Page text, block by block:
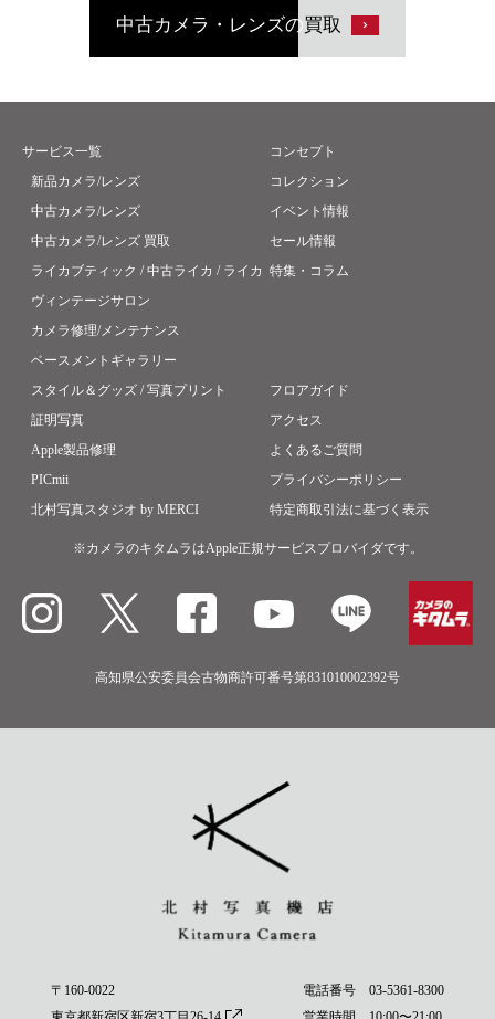
中古カメラ・レンズの買取
サービス一覧
新品カメラ/レンズ
中古カメラ/レンズ
中古カメラ/レンズ 買取
ライカブティック / 中古ライカ / ライカ
ヴィンテージサロン
カメラ修理/メンテナンス
ベースメントギャラリー
スタイル＆グッズ / 写真プリント
証明写真
Apple製品修理
PICmii
北村写真スタジオ by MERCI
コンセプト
コレクション
イベント情報
セール情報
特集・コラム
フロアガイド
アクセス
よくあるご質問
プライバシーポリシー
特定商取引法に基づく表示
※カメラのキタムラはApple正規サービスプロバイダです。
高知県公安委員会古物商許可番号第831010002392号
〒160-0022
電話番号 03-5361-8300